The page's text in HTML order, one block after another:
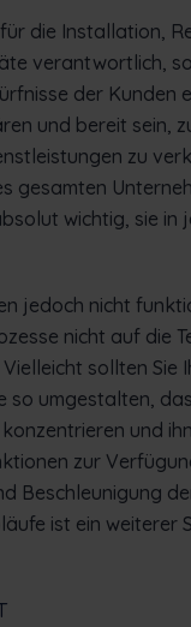
die Installation,
verantwortlich,
der Kunden
und bereit sein,
zu
gesamten
wichtig, sie in
jedoch nicht
nicht auf die
sollten Sie
so umgestalten,
und
zur
Beschleunigung
ist ein weiterer